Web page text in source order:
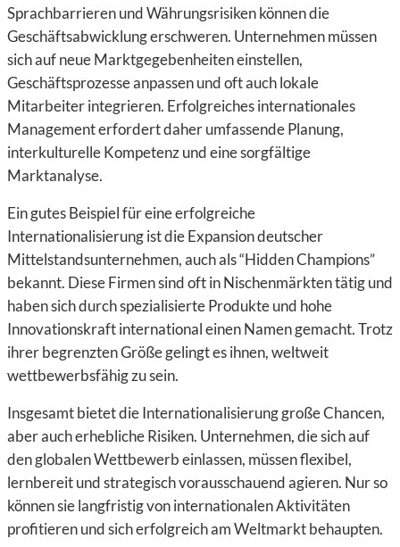
Sprachbarrieren und Währungsrisiken können die
Geschäftsabwicklung erschweren. Unternehmen müssen
sich auf neue Marktgegebenheiten einstellen,
Geschäftsprozesse anpassen und oft auch lokale
Mitarbeiter integrieren. Erfolgreiches internationales
Management erfordert daher umfassende Planung,
interkulturelle Kompetenz und eine sorgfältige
Marktanalyse.
Ein gutes Beispiel für eine erfolgreiche
Internationalisierung ist die Expansion deutscher
Mittelstandsunternehmen, auch als “Hidden Champions”
bekannt. Diese Firmen sind oft in Nischenmärkten tätig und
haben sich durch spezialisierte Produkte und hohe
Innovationskraft international einen Namen gemacht. Trotz
ihrer begrenzten Größe gelingt es ihnen, weltweit
wettbewerbsfähig zu sein.
Insgesamt bietet die Internationalisierung große Chancen,
aber auch erhebliche Risiken. Unternehmen, die sich auf
den globalen Wettbewerb einlassen, müssen flexibel,
lernbereit und strategisch vorausschauend agieren. Nur so
können sie langfristig von internationalen Aktivitäten
profitieren und sich erfolgreich am Weltmarkt behaupten.